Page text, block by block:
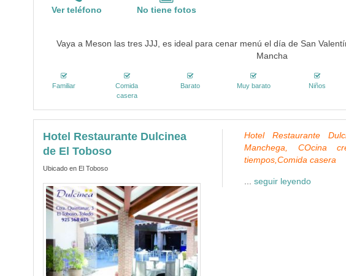
Ver teléfono No tiene fotos
Vaya a Meson las tres JJJ, es ideal para cenar menú el día de San
Mancha
Familiar
Comida
casera
Barato Muy barato Niños
Hotel Restaurante Dulcinea
de El Toboso
Ubicado en El Toboso
Hotel Restaurante
Manchega, COcina
tiempos,Comida casera
seguir leyendo